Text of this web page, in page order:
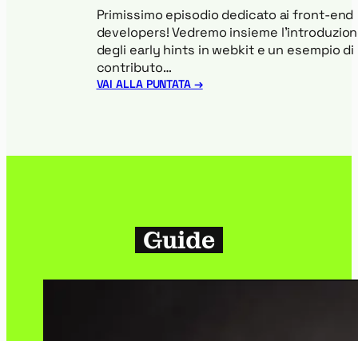
Primissimo episodio dedicato ai front-end
developers! Vedremo insieme
degli early hints in webkit e un esempio di
contributo…
VAI ALLA PUNTATA →:
Frontender!
Guide